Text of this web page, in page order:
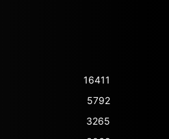
16411
5792
3265